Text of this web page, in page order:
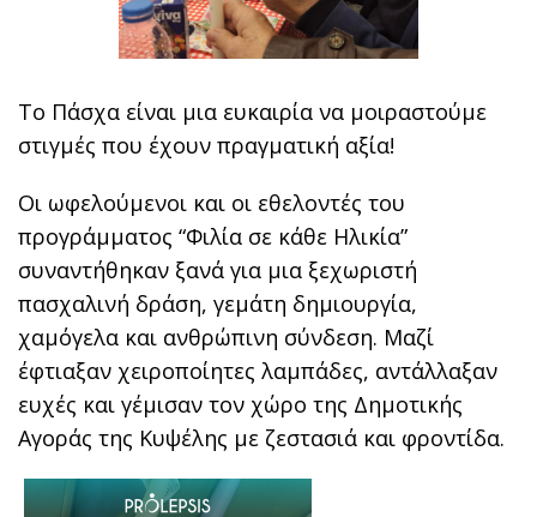
Το Πάσχα είναι μια ευκαιρία να μοιραστούμε
στιγμές που έχουν πραγματική αξία!
Οι ωφελούμενοι και οι εθελοντές του
προγράμματος “Φιλία σε κάθε Ηλικία”
συναντήθηκαν ξανά για μια ξεχωριστή
πασχαλινή δράση, γεμάτη δημιουργία,
χαμόγελα και ανθρώπινη σύνδεση. Μαζί
έφτιαξαν χειροποίητες λαμπάδες, αντάλλαξαν
ευχές και γέμισαν τον χώρο της Δημοτικής
Αγοράς της Κυψέλης με ζεστασιά και φροντίδα.